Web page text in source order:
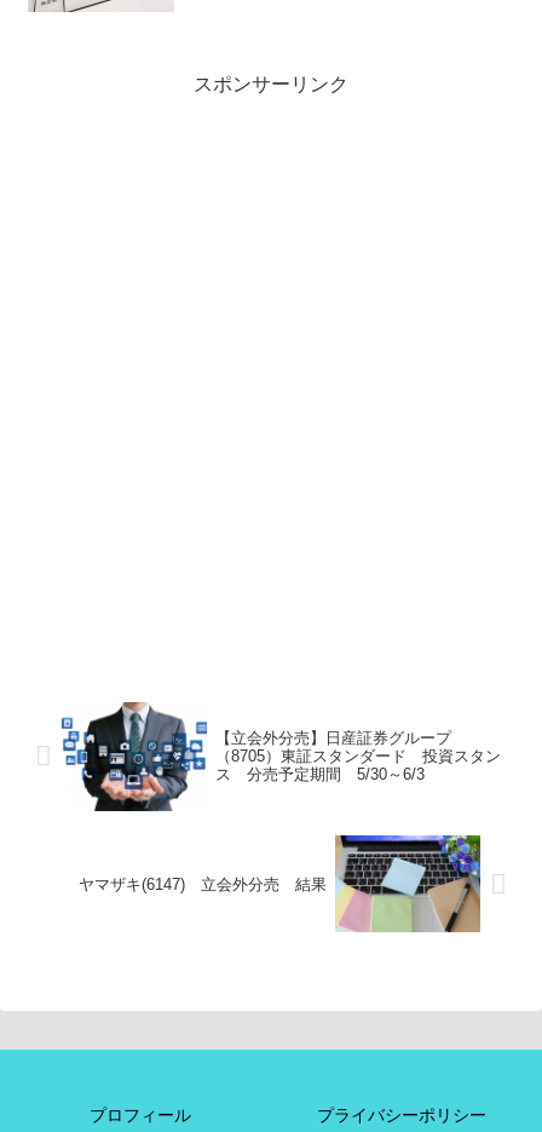
スポンサーリンク
【立会外分売】日産証券グループ
（8705）東証スタンダード 投資スタン
ス 分売予定期間 5/30～6/3
ヤマザキ(6147) 立会外分売 結果
プロフィール プライバシーポリシー